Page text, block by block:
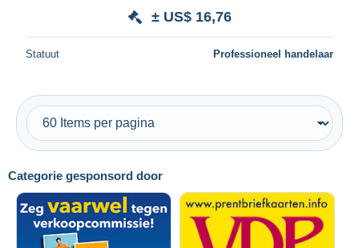
Categorie gesponsord door
± US$ 16,76
Statuut Professioneel handelaar